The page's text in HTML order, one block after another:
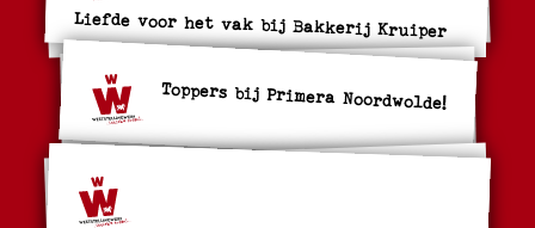
Liefde voor het vak bij Bakkerij Kruiper
Toppers bij Primera Noordwolde!